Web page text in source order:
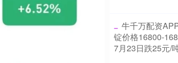
牛千万配资
锭价格16800-
7月23日跌25元/吨